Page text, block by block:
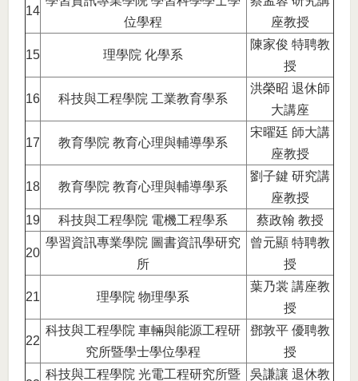
14
位學程
座教授
15 理學院 化學系
陳家俊 特聘教
授
16 科技與工程學院 工業教育學系
洪榮昭 退休師
大講座
17 教育學院 教育心理與輔導學系
宋曜廷 師大講
座教授
18 教育學院 教育心理與輔導學系
劉子鍵 研究講
座教授
19
科技與工程學院 電機工程學系 蔡政翰 教授
20
學習資訊專業學院 圖書資訊學研究
所
曾元顯 特聘教
授
21 理學院 物理學系
葉乃裳 講座教
授
22
科技與工程學院 車輛與能源工程研
究所暨學士學位學程
鄧敦平 優聘教
授
科技與工程學院 光電工程研究所暨
吳謙讓 退休教